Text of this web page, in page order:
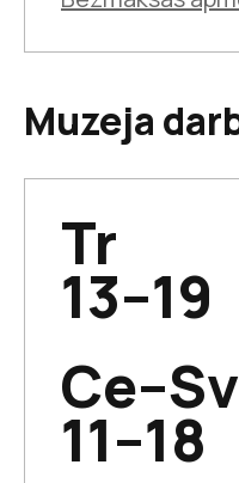
Krišjāņa Barona
Krišjāņa Barona
Dari pats!
Muzeja
Tr
13–19
Ce–Sv
11–18